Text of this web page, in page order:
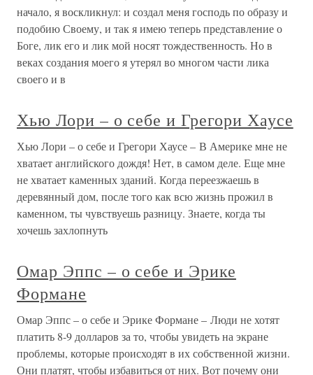
начало, я воскликнул: и создал меня господь по образу и
подобию Своему, и так я имею теперь представление о
Боге, лик его и лик мой носят тождественность. Но в
веках создания моего я утерял во многом части лика
своего и в
Хью Лори – о себе и Грегори Хаусе
Хью Лори – о себе и Грегори Хаусе – В Америке мне не
хватает английского дождя! Нет, в самом деле. Еще мне
не хватает каменных зданий. Когда переезжаешь в
деревянный дом, после того как всю жизнь прожил в
каменном, ты чувствуешь разницу. Знаете, когда ты
хочешь захлопнуть
Омар Эппс – о себе и Эрике
Формане
Омар Эппс – о себе и Эрике Формане – Люди не хотят
платить 8-9 долларов за то, чтобы увидеть на экране
проблемы, которые происходят в их собственной жизни.
Они платят, чтобы избавиться от них. Вот почему они